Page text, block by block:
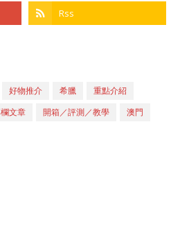
好物推介 希臘
重點介紹
文章 開箱／評測／教學
澳門